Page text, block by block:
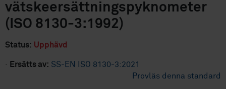
vätskeersättningspyknometer
(ISO 8130-3:1992)
Status: Upphävd
· Ersätts av: SS-EN ISO 8130-3:2021
Provläs denna standard